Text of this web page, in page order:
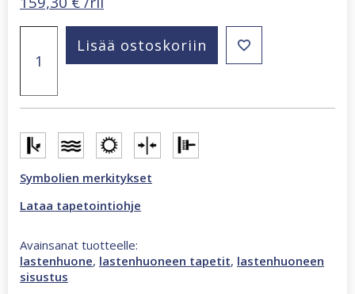
mural
tapetti
45884
määrä
Lisää ostoskoriin
Symbolien merkitykset
Lataa tapetointiohje
Avainsanat tuotteelle:
lastenhuone, lastenhuoneen tapetit, lastenhuoneen
sisustus